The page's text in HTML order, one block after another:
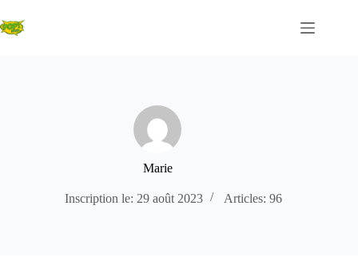
au
contenu
Marie
Inscription le: 29 août 2023 Articles: 96